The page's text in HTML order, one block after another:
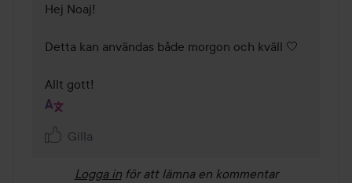
Hej Noaj!
Detta kan användas både morgon och kväll 🤍
Allt gott!
Gilla
Logga in för att lämna en kommentar